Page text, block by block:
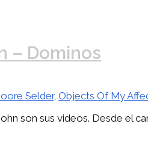
– Dominos
Selder,Objects Of My
son sus videos. Desde el